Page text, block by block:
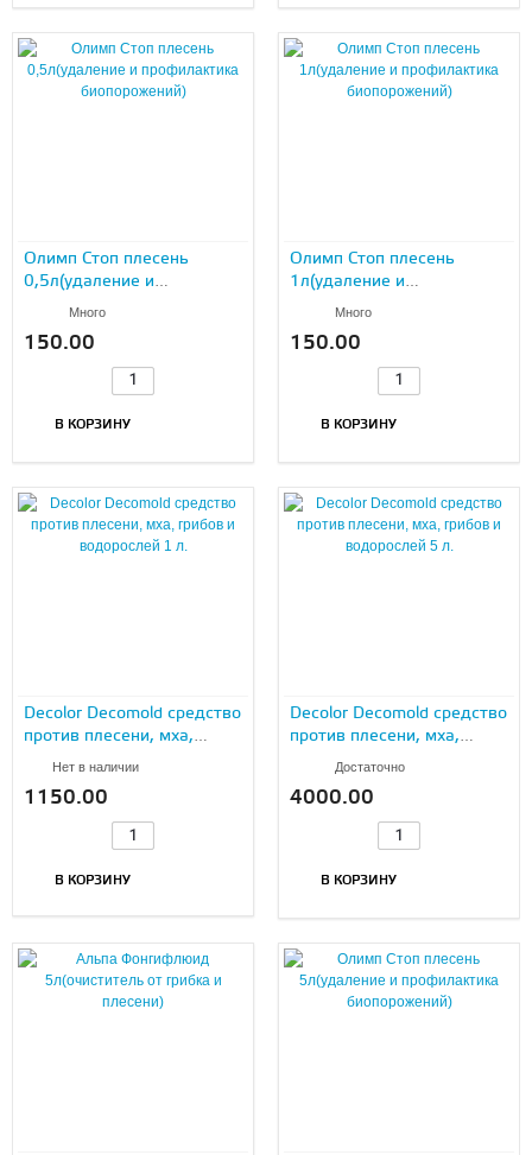
Олимп Стоп плесень
0,5л(удаление и
профилактика
Много
150.00
В КОРЗИНУ
Олимп Стоп плесень
1л(удаление и
профилактика
Много
150.00
В КОРЗИНУ
Decolor Decomold средство
против плесени, мха,
грибов и водорослей 1 л.
Нет в наличии
1150.00
В КОРЗИНУ
Decolor Decomold средство
против плесени, мха,
грибов и водорослей 5 л.
Достаточно
4000.00
В КОРЗИНУ